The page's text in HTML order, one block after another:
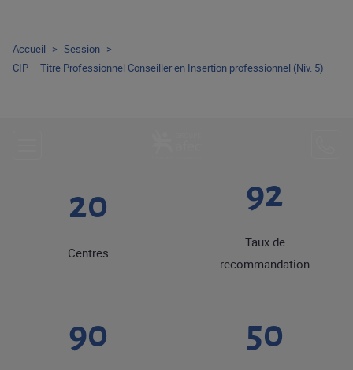
20
Centres
92
Taux de
recommandation
90 50
Accueil > Session >
CIP – Titre Professionnel Conseiller en Insertion professionnel (Niv. 5)